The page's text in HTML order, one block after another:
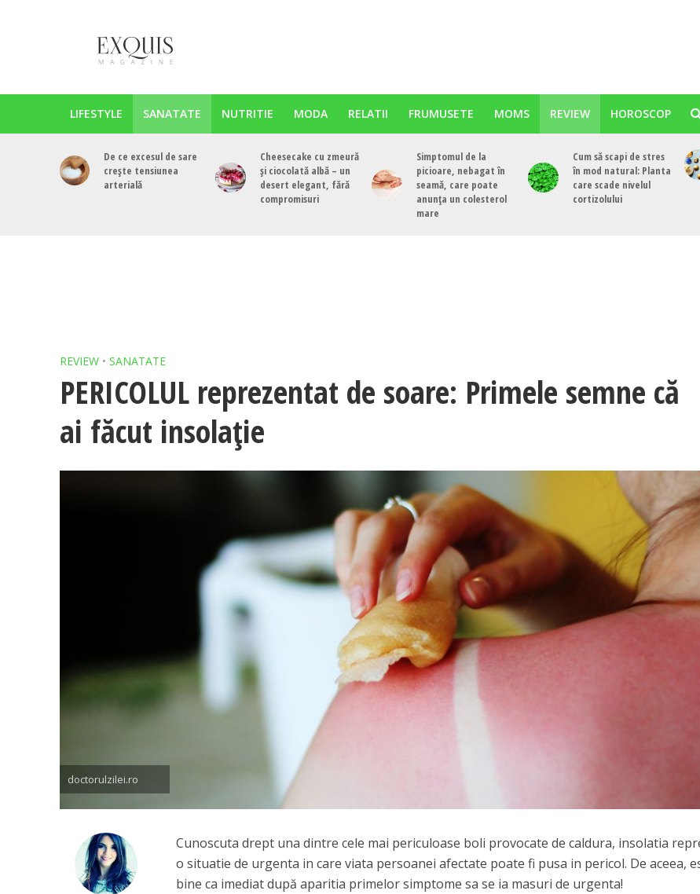
LIFESTYLE SANATATE NUTRITIE MODA RELATII FRUMUSETE MOMS REVIEW HOROSCOP
De ce excesul de sare
crește tensiunea
arterială
Cheesecake cu zmeură
și ciocolată albă – un
desert elegant, fără
compromisuri
Simptomul de la
picioare, nebagat în
seamă, care poate
anunța un colesterol
mare
Cum să scapi de stres
în mod natural: Planta
care scade nivelul
cortizolului
REVIEW • SANATATE
PERICOLUL reprezentat de soare: Primele semne că
ai făcut insolație
doctorulzilei.ro
Cunoscuta drept una dintre cele mai periculoase boli provocate de caldura, insolatia
o situatie de urgenta in care viata persoanei afectate poate fi pusa in pericol. De aceea,
bine ca imediat după aparitia primelor simptome sa se ia masuri de urgenta!